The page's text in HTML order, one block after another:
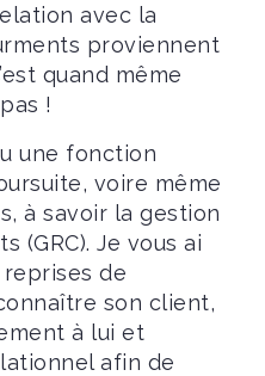
avec la
proviennent
quand même
!
une fonction
voire même
à savoir la gestion
(GRC). Je vous ai
de
son client,
à lui et
afin de